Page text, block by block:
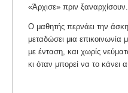
«Άρχισε» πριν ξαναρχίσουν.
Ο μαθητής περνάει την
μεταδώσει μια επικοινωνία
με ένταση, και χωρίς
κι όταν μπορεί να το κάνει